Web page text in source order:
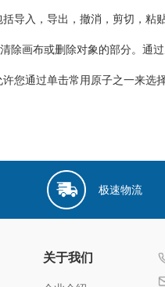
导入，导出，撤消，剪切，粘
除画布或删除对象的部分。通
您通过单击常用原子之一来选
极速物流
关于我们